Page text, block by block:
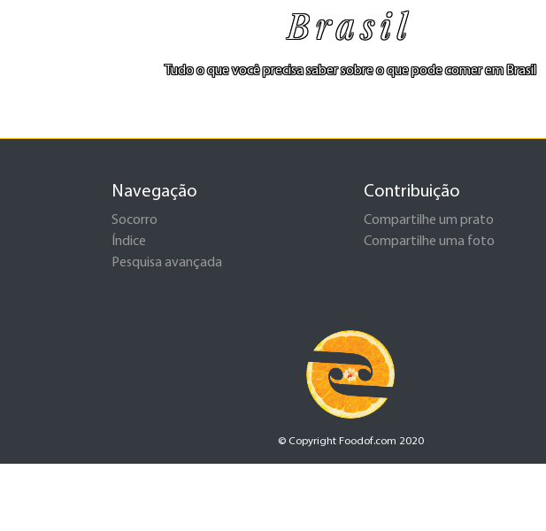
Brasil
Tudo o que você precisa saber sobre o que pode comer em Brasil
Navegação
Socorro
Índice
Pesquisa avançada
Contribuição
Compartilhe um prato
Compartilhe uma foto
© Copyright Foodof.com 2020